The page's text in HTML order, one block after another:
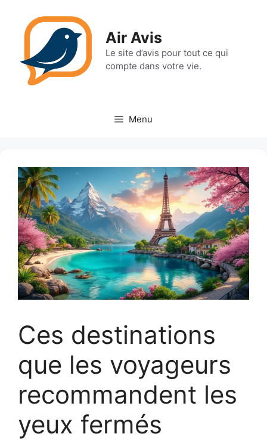
contenu
Air Avis
Le site d’avis pour tout ce qui
compte dans votre vie.
Menu
Ces destinations
que les voyageurs
recommandent les
yeux fermés